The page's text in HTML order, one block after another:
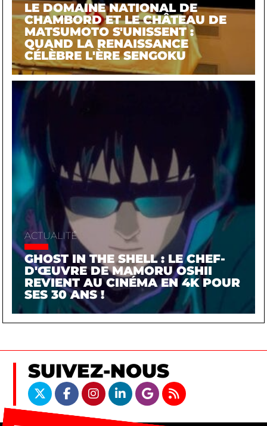
LE DOMAINE NATIONAL DE
CHAMBORD ET LE CHÂTEAU DE
MATSUMOTO S'UNISSENT :
QUAND LA RENAISSANCE
CÉLÈBRE L'ÈRE SENGOKU
ACTUALITÉ
GHOST IN THE SHELL : LE CHEF-
D'ŒUVRE DE MAMORU OSHII
REVIENT AU CINÉMA EN 4K POUR
SES 30 ANS !
SUIVEZ-NOUS